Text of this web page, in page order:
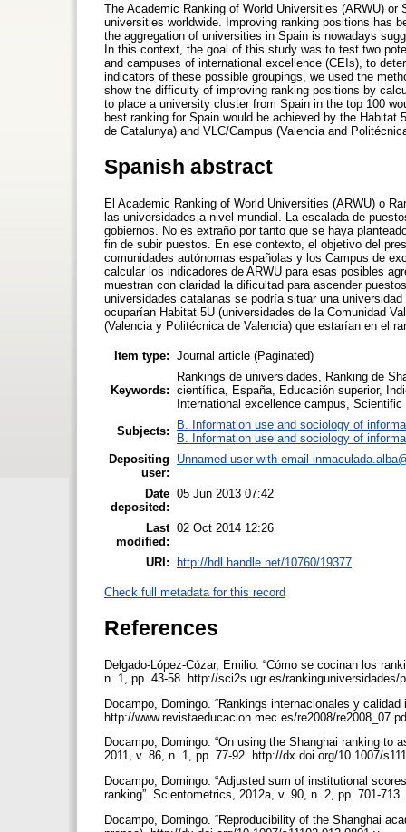
The Academic Ranking of World Universities (ARWU)
universities worldwide. Improving ranking positions has
the aggregation of universities in Spain is nowadays
In this context, the goal of this study was to test two
and campuses of international excellence (CEIs), to
indicators of these possible groupings, we used the
show the difficulty of improving ranking positions by
to place a university cluster from Spain in the top 100
best ranking for Spain would be achieved by the
de Catalunya) and VLC/Campus (Valencia and
Spanish abstract
El Academic Ranking of World Universities (ARWU) o
las universidades a nivel mundial. La escalada de
gobiernos. No es extraño por tanto que se haya
fin de subir puestos. En ese contexto, el objetivo del
comunidades autónomas españolas y los Campus de
calcular los indicadores de ARWU para esas posibles
muestran con claridad la dificultad para ascender
universidades catalanas se podría situar una
ocuparían Habitat 5U (universidades de la Comunidad
(Valencia y Politécnica de Valencia) que estarían en el
Item type: Journal article (Paginated)
Keywords:
Rankings de universidades, Ranking de
científica, España, Educación superior,
International excellence campus,
Subjects:
B. Information use and sociology of
B. Information use and sociology of
Depositing
user:
Unnamed user with email
Date
deposited:
05 Jun 2013 07:42
Last
modified:
02 Oct 2014 12:26
URI: http://hdl.handle.net/10760/19377
Check full metadata for this record
References
Delgado-López-Cózar, Emilio. “Cómo se cocinan los
n. 1, pp. 43-58. http://sci2s.ugr.es/rankinguniversidades/
Docampo, Domingo. “Rankings internacionales y
http://www.revistaeducacion.mec.es/re2008/
Docampo, Domingo. “On using the Shanghai ranking
2011, v. 86, n. 1, pp. 77-92. http://dx.doi.org/10.1007/
Docampo, Domingo. “Adjusted sum of institutional
ranking”. Scientometrics, 2012a, v. 90, n. 2, pp. 701-
Docampo, Domingo. “Reproducibility of the Shanghai